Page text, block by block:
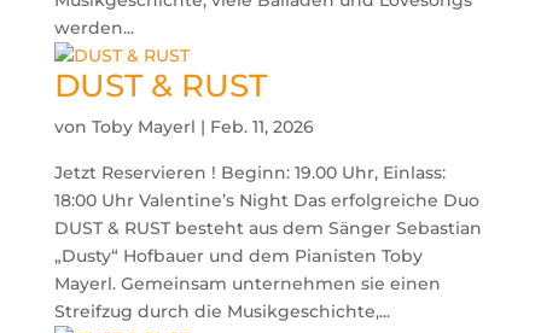
werden...
DUST & RUST
von Toby Mayerl | Feb. 11, 2026
Jetzt Reservieren ! Beginn: 19.00 Uhr, Einlass:
18:00 Uhr Valentine’s Night Das erfolgreiche Duo
DUST & RUST besteht aus dem Sänger Sebastian
„Dusty“ Hofbauer und dem Pianisten Toby
Mayerl. Gemeinsam unternehmen sie einen
Streifzug durch die Musikgeschichte,...